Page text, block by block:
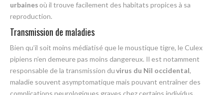
urbaines où il trouve facilement des habitats propices à sa
reproduction.
Transmission de maladies
Bien qu’il soit moins médiatisé que le moustique tigre, le Culex
pipiens n’en demeure pas moins dangereux. Il est notamment
responsable de la transmission duvirus du Nil occidental,
maladie souvent asymptomatique mais pouvant entraîner des
complications neurologiques graves chez certains individus.